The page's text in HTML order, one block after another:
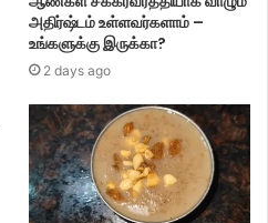
அதிர்ஷ்டம் உள்ளவர்களாம் –
உங்களுக்கு இருக்கா?
2 days ago